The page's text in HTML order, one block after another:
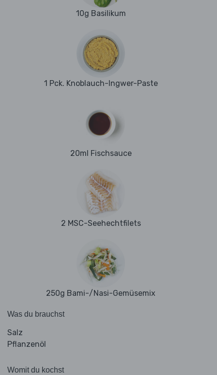
10g Basilikum
1 Pck. Knoblauch-Ingwer-Paste
20ml Fischsauce
2 MSC-Seehechtfilets
250g Bami-/Nasi-Gemüsemix
Was du brauchst
Salz
Pflanzenöl
Womit du kochst